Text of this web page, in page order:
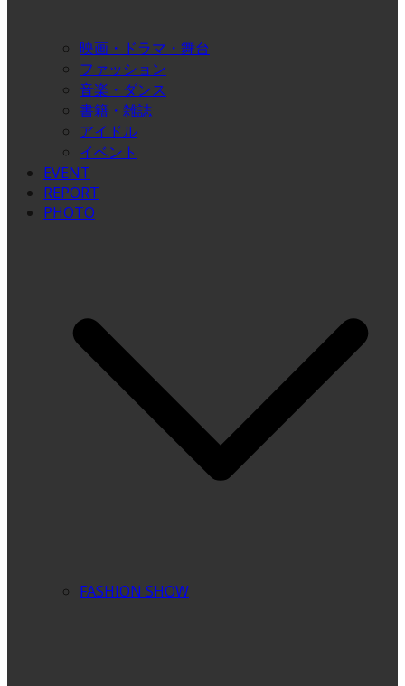
映画・ドラマ・舞台
ファッション
音楽・ダンス
書籍・雑誌
アイドル
イベント
EVENT
REPORT
PHOTO
FASHION SHOW